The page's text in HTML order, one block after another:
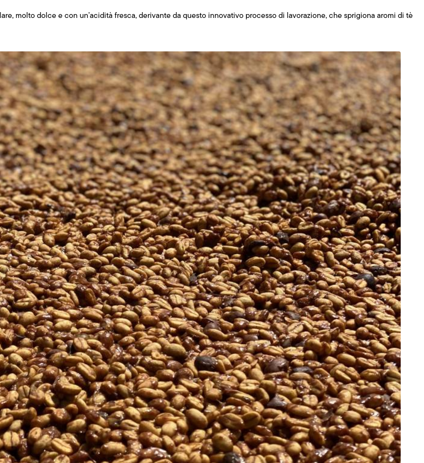
molto dolce e con un’acidità fresca, derivante da questo innovativo processo di lavorazione, che sprigiona aromi di tè